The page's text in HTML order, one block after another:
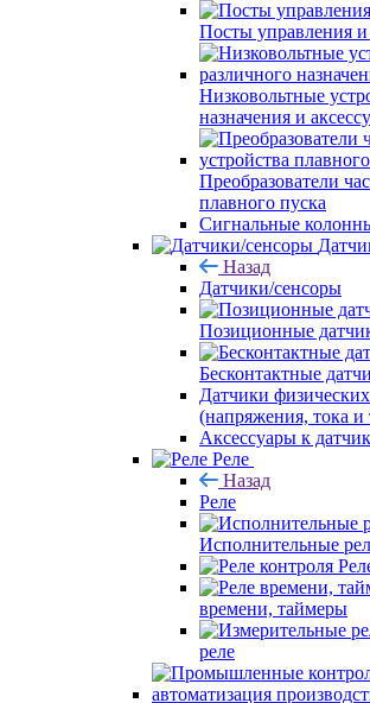
Посты управления
Низковольтные
назначения и
Преобразователи
плавного пуска
Сигнальные
Назад
Датчики/сенсоры
Позиционные
Бесконтактные
Датчики
(напряжения, тока и
Аксессуары к
Реле
Назад
Реле
Исполнительные
времени, таймеры
реле